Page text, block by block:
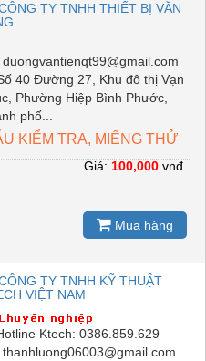
TY TNHH THIẾT BỊ VĂN
duongvantienqt99@gmail.com
40 Đường 27, Khu đô thị Vạn
Phường Hiệp Bình Phước,
phố...
KIỂM TRA, MIẾNG THỬ
Giá: 100,000 vnđ
Mua hàng
TY TNHH KỸ THUẬT
VIỆT NAM
Ktech: 0386.859.629
thanhluong06003@gmail.com